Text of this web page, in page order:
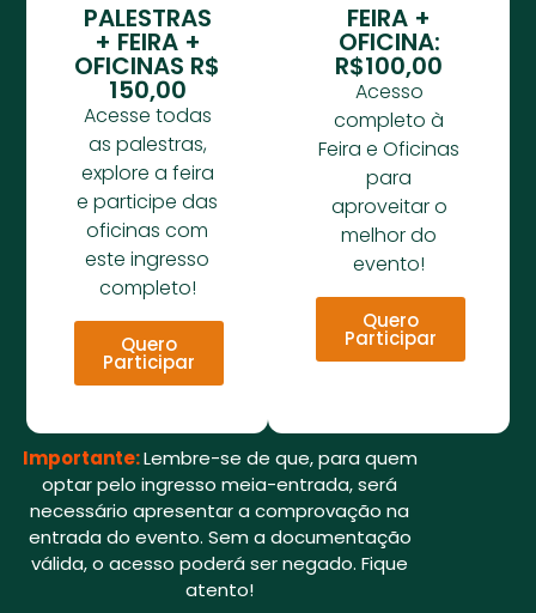
PALESTRAS
+ FEIRA +
OFICINAS R$
150,00
Acesse todas
as palestras,
explore a feira
e participe das
oficinas com
este ingresso
completo!
Quero
Participar
FEIRA +
OFICINA:
R$100,00
Acesso
completo à
Feira e Oficinas
para
aproveitar o
melhor do
evento!
Quero
Participar
Importante:Lembre-se de que, para quem
optar pelo ingresso meia-entrada, será
necessário apresentar a comprovação na
entrada do evento. Sem a documentação
válida, o acesso poderá ser negado. Fique
atento!